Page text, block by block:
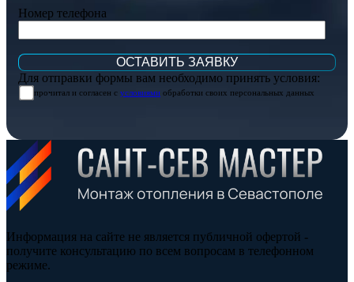
Номер телефона
Для отправки формы вам необходимо принять условия:
прочитал и согласен с условиями обработки своих персональных данных
Информация на сайте не является публичной офертой -
получите консультацию по всем вопросам в телефонном
режиме.